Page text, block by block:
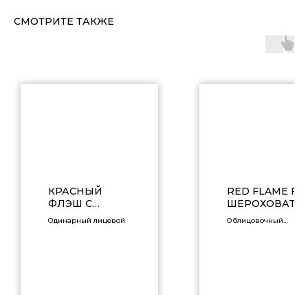
СМОТРИТЕ ТАКЖЕ
КРАСНЫЙ
ФЛЭШ С
ПЕПЕЛЬНОЙ
ПОСЫПКОЙ
Одинарный лицевой
RED FLAME
ШЕРОХОВАТЫ
Й
Облицовочный